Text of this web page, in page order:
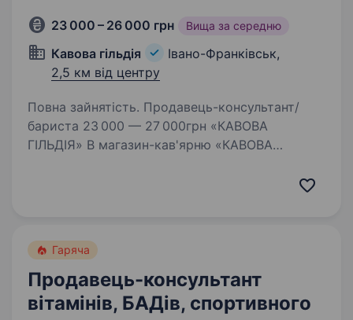
23 000 – 26 000 грн Вища за середню
Кавова гільдія
Івано-Франківськ,
2,5 км від центру
Повна зайнятість. Продавець-консультант/
бариста 23 000 — 27 000грн «КАВОВА
ГІЛЬДІЯ» В магазин-кав'ярню «КАВОВА
Гаряча
Продавець-консультант
вітамінів, БАДів, спортивного